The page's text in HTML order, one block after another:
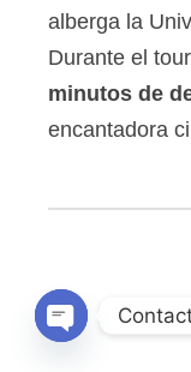
alberga la
Durante el
minutos de
encantadora